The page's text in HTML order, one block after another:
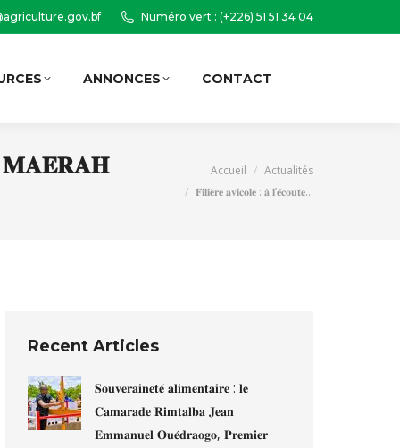
Numéro vert : (+226) 51 51 34 04
ANNONCES CONTACT
𝐥𝐞 𝐌𝐀𝐄𝐑𝐀𝐇
Vous êtes ici :Accueil
Actualités
𝐅𝐢𝐥𝐢𝐞̀𝐫𝐞 𝐚𝐯𝐢𝐜𝐨𝐥𝐞 : 𝐚̀ 𝐥’𝐞́𝐜𝐨𝐮𝐭𝐞…
Recent Articles
𝐒𝐨𝐮𝐯𝐞𝐫𝐚𝐢𝐧𝐞𝐭𝐞́ 𝐚𝐥𝐢𝐦𝐞𝐧𝐭𝐚𝐢𝐫𝐞 : 𝐥𝐞
𝐂𝐚𝐦𝐚𝐫𝐚𝐝𝐞 𝐑𝐢𝐦𝐭𝐚𝐥𝐛𝐚 𝐉𝐞𝐚𝐧
𝐄𝐦𝐦𝐚𝐧𝐮𝐞𝐥 𝐎𝐮𝐞́𝐝𝐫𝐚𝐨𝐠𝐨, 𝐏𝐫𝐞𝐦𝐢𝐞𝐫